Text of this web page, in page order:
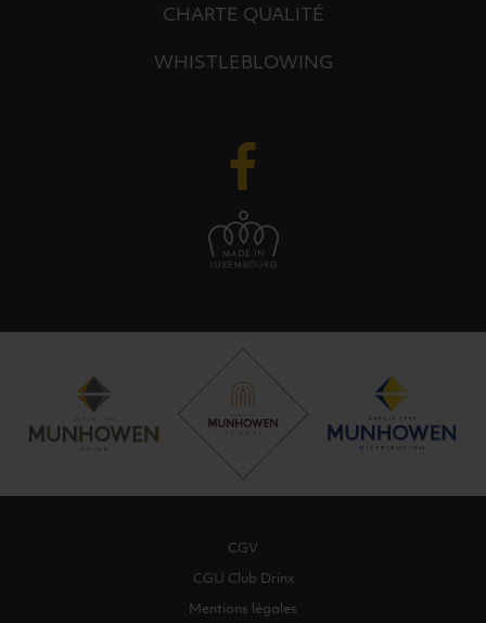
CHARTE QUALITÉ
WHISTLEBLOWING
CGV
CGU Club Drinx
Mentions légales